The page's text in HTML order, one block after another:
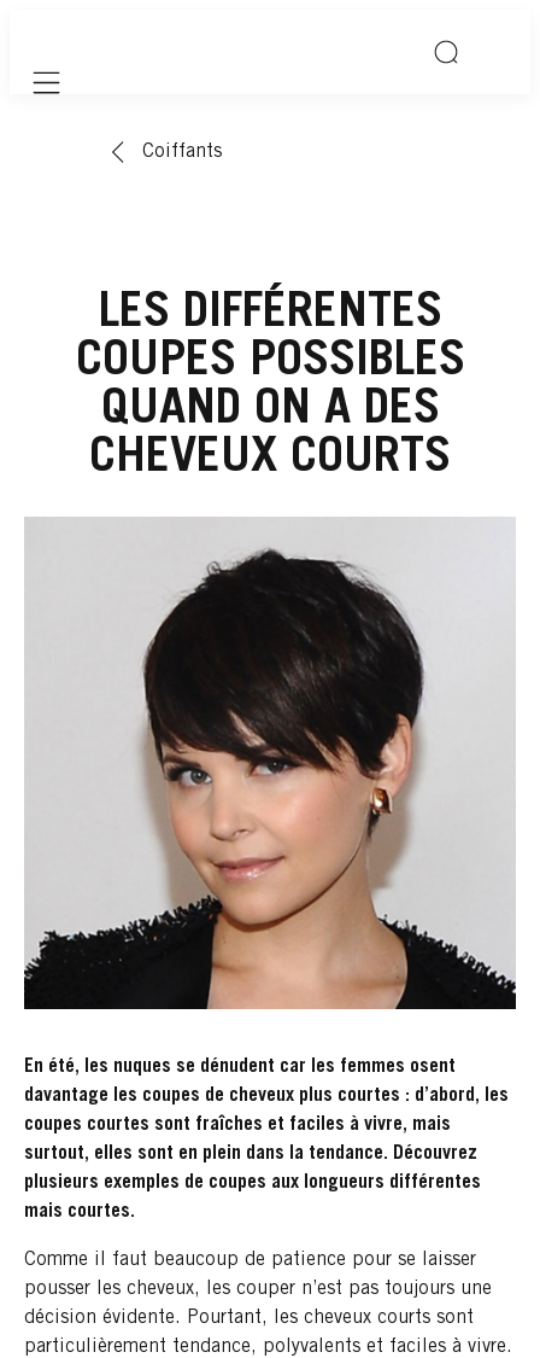
Mobile navigation
Coiffants
LES DIFFÉRENTES
COUPES POSSIBLES
QUAND ON A DES
CHEVEUX COURTS
En été, les nuques se dénudent car les femmes osent
davantage les coupes de cheveux plus courtes : d’abord, les
coupes courtes sont fraîches et faciles à vivre, mais
surtout, elles sont en plein dans la tendance. Découvrez
plusieurs exemples de coupes aux longueurs différentes
mais courtes.
Comme il faut beaucoup de patience pour se laisser
pousser les cheveux, les couper n’est pas toujours une
décision évidente. Pourtant, les cheveux courts sont
particulièrement tendance, polyvalents et faciles à vivre.